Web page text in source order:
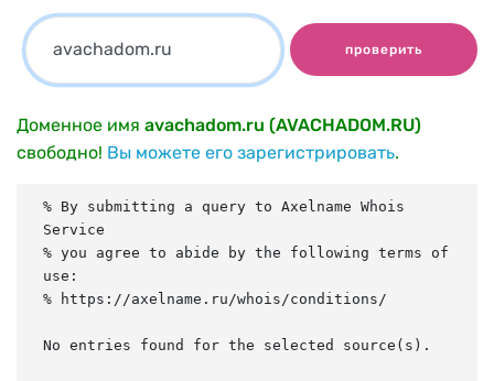
проверить
Доменное имя avachadom.ru (AVACHADOM.RU)
свободно! Вы можете его зарегистрировать.
% By submitting a query to Axelname Whois
Service
% you agree to abide by the following terms of
use:
% https://axelname.ru/whois/conditions/
No entries found for the selected source(s).